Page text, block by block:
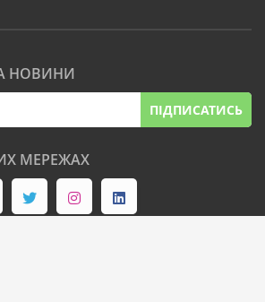
НОВИНИ
ПІДПИСАТИСЬ
МЕРЕЖАХ